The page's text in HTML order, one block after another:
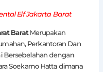
Elf Jakarta Barat
BaratMerupakan
Perkantoran Dan
Bersebelahan dengan
Soekarno Hatta dimana